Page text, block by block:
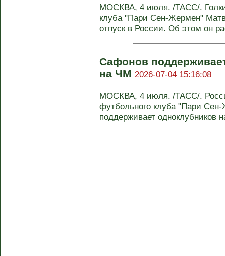
МОСКВА, 4 июля. /ТАСС/.
клуба "Пари Сен-Жермен"
отпуск в России. Об этом он
Сафонов
на ЧМ 2026-07-04 15:16:08
МОСКВА, 4 июля. /ТАСС/.
футбольного клуба "Пари
поддерживает одноклубников